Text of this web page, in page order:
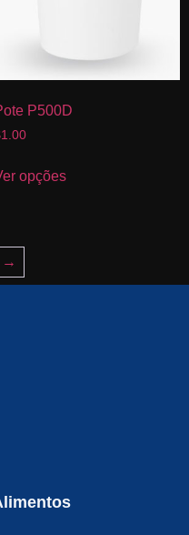
P500D
1.00
opções
→